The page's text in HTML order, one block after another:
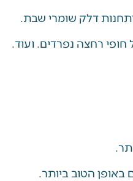
דלק שומרי שבת.
חופי רחצה נפרדים. ועוד.
הטוב ביותר.